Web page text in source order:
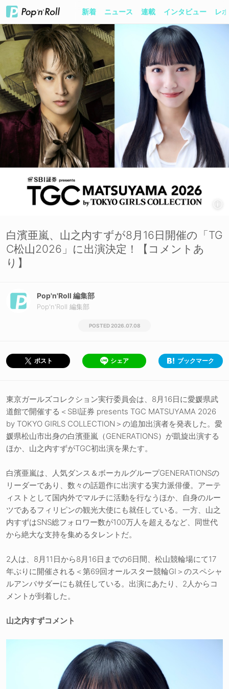
新着 ニュース 連載 インタビュー レ
白濱亜嵐、山之内すずが8月16日開催の「TG
C松山2026」に出演決定！【コメントあ
り】
Pop'n'Roll 編集部
Pop'n'Roll 編集部
2026.07.08
ポスト シェア ブックマーク
東京ガールズコレクション実行委員会は、8月16日に愛媛県武
道館で開催する＜SBI証券 presents TGC MATSUYAMA 2026
by TOKYO GIRLS COLLECTION＞の追加出演者を発表した。愛
媛県松山市出身の白濱亜嵐（GENERATIONS）が凱旋出演する
ほか、山之内すずがTGC初出演を果たす。
白濱亜嵐は、人気ダンス＆ボーカルグループGENERATIONSの
リーダーであり、数々の話題作に出演する実力派俳優。アーテ
ィストとして国内外でマルチに活動を行なうほか、自身のルー
ツであるフィリピンの観光大使にも就任している。一方、山之
内すずはSNS総フォロワー数が100万人を超えるなど、同世代
から絶大な支持を集めるタレントだ。
2人は、8月11日から8月16日までの6日間、松山競輪場にて17
年ぶりに開催される＜第69回オールスター競輪GI＞のスペシャ
ルアンバサダーにも就任している。出演にあたり、2人からコ
メントが到着した。
山之内すずコメント